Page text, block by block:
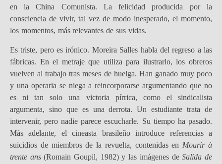
en la China Comunista. La felicidad producida por la
consciencia de vivir, tal vez de modo inesperado, el momento,
los momentos, más relevantes de sus vidas.
Es triste, pero es irónico. Moreira Salles habla del regreso a las
fábricas. En el metraje que utiliza para ilustrarlo, los obreros
vuelven al trabajo tras meses de huelga. Han ganado muy poco
y una operaria se niega a reincorporarse argumentando que no
es ni tan solo una victoria pírrica, como el sindicalista
argumenta, sino que es una derrota. Un estudiante trata de
intervenir, pero nadie parece escucharle. Su tiempo ha pasado.
Más adelante, el cineasta brasileño introduce referencias a
suicidios de miembros de la revuelta, contenidas en Mourir à
trente ans(Romain Goupil, 1982) y las imágenes deSalida de